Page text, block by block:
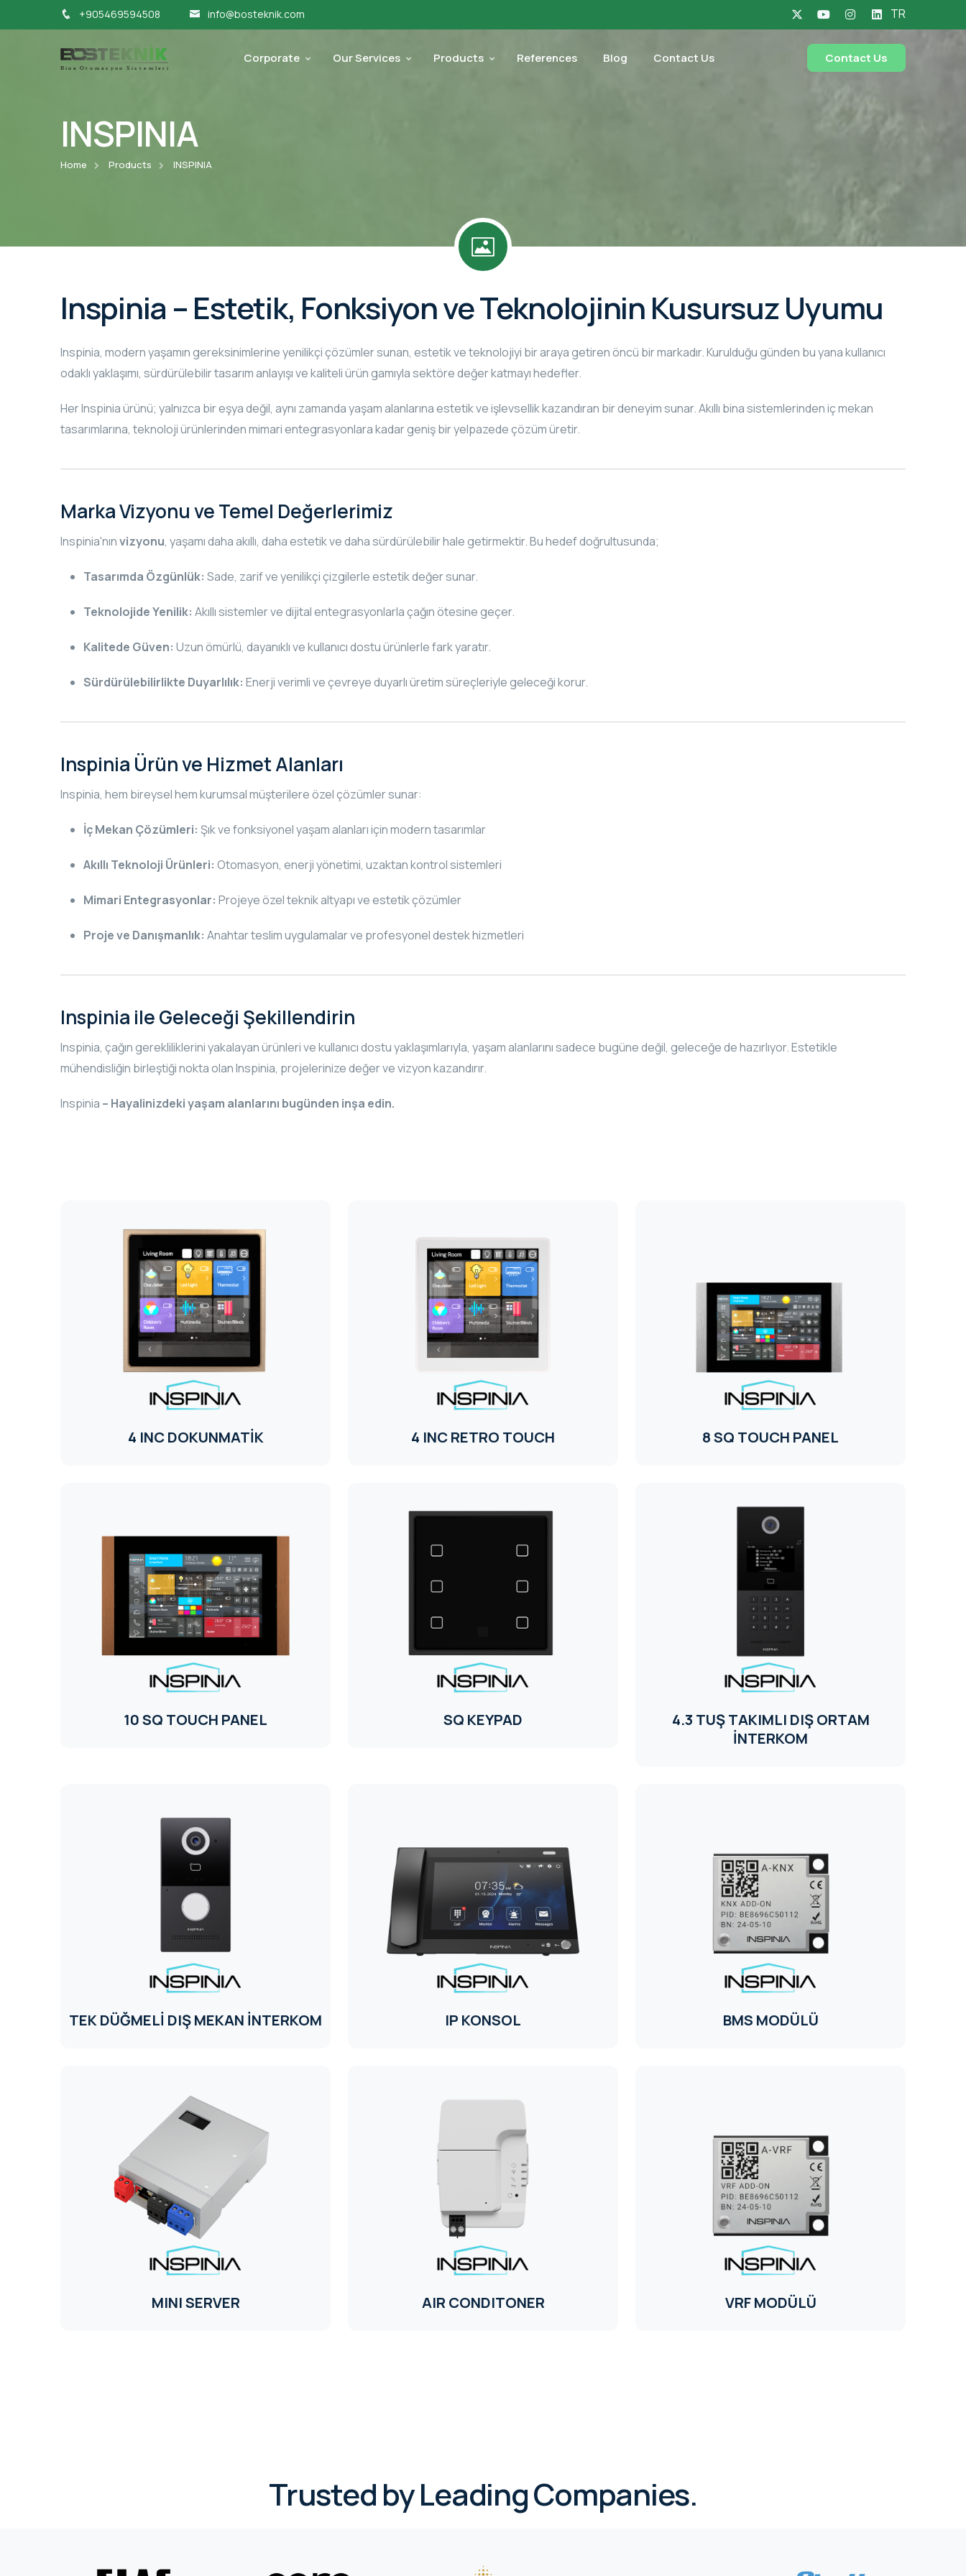
+905469594508 info@bosteknik.com TR
Corporate Our Services Products References Blog Contact Us Contact Us
INSPINIA
Home Products INSPINIA
Inspinia – Estetik, Fonksiyon ve Teknolojinin Kusursuz Uyumu
Inspinia, modern yaşamın gereksinimlerine yenilikçi çözümler sunan, estetik ve teknolojiyi bir araya getiren öncü bir markadır. Kurulduğu günden bu yana kullanıcı
odaklı yaklaşımı, sürdürülebilir tasarım anlayışı ve kaliteli ürün gamıyla sektöre değer katmayı hedefler.
Her Inspinia ürünü; yalnızca bir eşya değil, aynı zamanda yaşam alanlarına estetik ve işlevsellik kazandıran bir deneyim sunar. Akıllı bina sistemlerinden iç mekan
tasarımlarına, teknoloji ürünlerinden mimari entegrasyonlara kadar geniş bir yelpazede çözüm üretir.
Marka Vizyonu ve Temel Değerlerimiz
Inspinia'nınvizyonu, yaşamı daha akıllı, daha estetik ve daha sürdürülebilir hale getirmektir. Bu hedef doğrultusunda;
Tasarımda Özgünlük: Sade, zarif ve yenilikçi çizgilerle estetik değer sunar.
Teknolojide Yenilik: Akıllı sistemler ve dijital entegrasyonlarla çağın ötesine geçer.
Kalitede Güven: Uzun ömürlü, dayanıklı ve kullanıcı dostu ürünlerle fark yaratır.
Sürdürülebilirlikte Duyarlılık: Enerji verimli ve çevreye duyarlı üretim süreçleriyle geleceği korur.
Inspinia Ürün ve Hizmet Alanları
Inspinia, hem bireysel hem kurumsal müşterilere özel çözümler sunar:
İç Mekan Çözümleri: Şık ve fonksiyonel yaşam alanları için modern tasarımlar
Akıllı Teknoloji Ürünleri: Otomasyon, enerji yönetimi, uzaktan kontrol sistemleri
Mimari Entegrasyonlar: Projeye özel teknik altyapı ve estetik çözümler
Proje ve Danışmanlık: Anahtar teslim uygulamalar ve profesyonel destek hizmetleri
Inspinia ile Geleceği Şekillendirin
Inspinia, çağın gerekliliklerini yakalayan ürünleri ve kullanıcı dostu yaklaşımlarıyla, yaşam alanlarını sadece bugüne değil, geleceğe de hazırlıyor. Estetikle
mühendisliğin birleştiği nokta olan Inspinia, projelerinize değer ve vizyon kazandırır.
Inspinia – Hayalinizdeki yaşam alanlarını bugünden inşa edin.
4 INC DOKUNMATİK 4 INC RETRO TOUCH 8 SQ TOUCH PANEL
10 SQ TOUCH PANEL SQ KEYPAD
4.3 TUŞ TAKIMLI DIŞ ORTAM
İNTERKOM
TEK DÜĞMELİ DIŞ MEKAN İNTERKOM IP KONSOL BMS MODÜLÜ
MINI SERVER AIR CONDITONER VRF MODÜLÜ
Trusted by Leading Companies.